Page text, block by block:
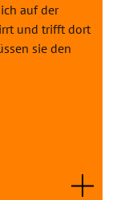
auf der
und trifft dort
sie den